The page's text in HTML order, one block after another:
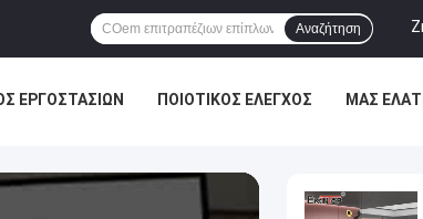
Αναζήτηση
ΕΡΓΟΣΤΑΣΊΩΝ ΠΟΙΟΤΙΚΌΣ ΈΛΕΓΧΟΣ ΜΑΣ